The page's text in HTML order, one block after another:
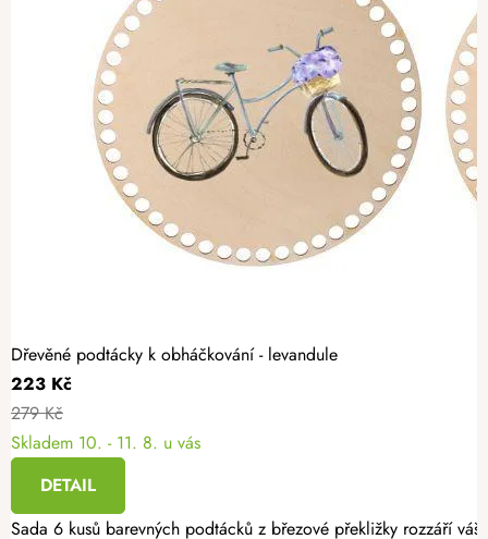
Dřevěné podtácky k obháčkování - levandule
223 Kč
279 Kč
Skladem 10. - 11. 8. u vás
DETAIL
Sada 6 kusů barevných podtácků z březové překližky rozzáří